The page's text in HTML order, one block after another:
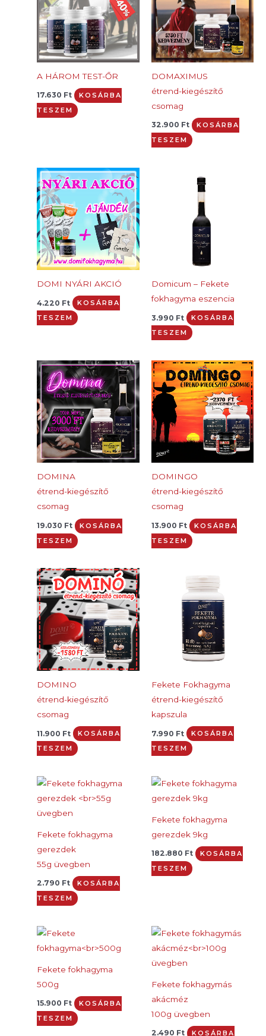
A HÁROM TEST-ŐR
17.630 Ft
KOSÁRBA
TESZEM
DOMAXIMUS
étrend-kiegészítő
csomag
32.900 Ft
KOSÁRBA
TESZEM
DOMI NYÁRI AKCIÓ
4.220 Ft
KOSÁRBA
TESZEM
Domicum – Fekete
fokhagyma eszencia
3.990 Ft
KOSÁRBA
TESZEM
DOMINA
étrend-kiegészítő
csomag
19.030 Ft
KOSÁRBA
TESZEM
DOMINGO
étrend-kiegészítő
csomag
13.900 Ft
KOSÁRBA
TESZEM
DOMINO
étrend-kiegészítő
csomag
11.900 Ft
KOSÁRBA
TESZEM
Fekete Fokhagyma
étrend-kiegészítő
kapszula
7.990 Ft
KOSÁRBA
TESZEM
Fekete fokhagyma
gerezdek
55g üvegben
2.790 Ft
KOSÁRBA
TESZEM
Fekete fokhagyma
gerezdek 9kg
182.880 Ft
KOSÁRBA
TESZEM
Fekete fokhagyma
500g
15.900 Ft
KOSÁRBA
TESZEM
Fekete fokhagymás
akácméz
100g üvegben
2.490 Ft
KOSÁRBA